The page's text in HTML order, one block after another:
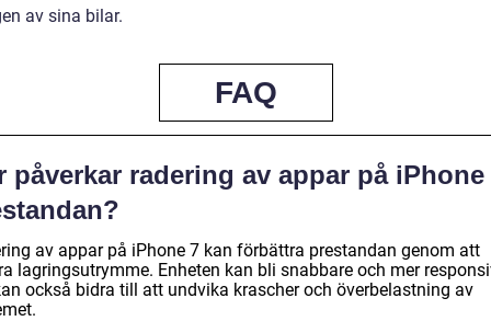
av sina bilar.
FAQ
påverkar radering av appar på iPhone
av appar på iPhone 7 kan förbättra prestandan genom att
lagringsutrymme. Enheten kan bli snabbare och mer
också bidra till att undvika krascher och överbelastning av